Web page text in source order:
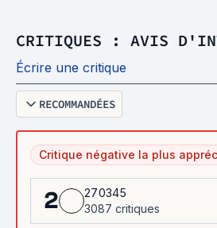
CRITIQUES : AVIS
Écrire une critique
RECOMMANDÉES
Critique négative la plus
2
270345
3087 critiques